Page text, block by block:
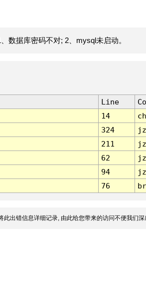
数据库密码不对; 2、mysql未启动。
Line
14
324
211
62
94
76
此出错信息详细记录, 由此给您带来的访问不便我们深